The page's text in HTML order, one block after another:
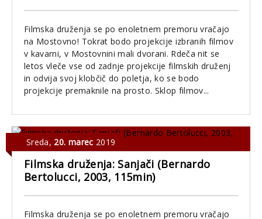
Filmska druženja se po enoletnem premoru vračajo
na Mostovno! Tokrat bodo projekcije izbranih filmov
v kavarni, v Mostovnini mali dvorani. Rdeča nit se
letos vleče vse od zadnje projekcije filmskih druženj
in odvija svoj klobčič do poletja, ko se bodo
projekcije premaknile na prosto. Sklop filmov...
Sreda, 20. marec 2019
Filmska druženja: Sanjači (Bernardo
Bertolucci, 2003, 115min)
Filmska druženja se po enoletnem premoru vračajo